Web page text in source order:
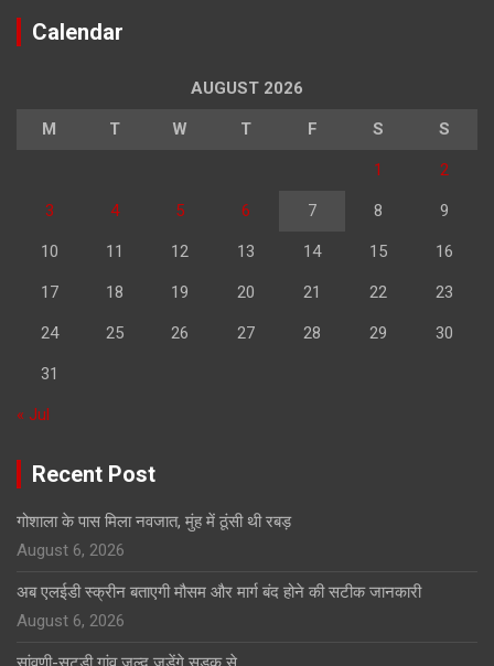
Calendar
AUGUST 2026
M T W T F S S
1 2
3 4 5 6 7 8 9
10 11 12 13 14 15 16
17 18 19 20 21 22 23
24 25 26 27 28 29 30
31
« Jul
Recent Post
गोशाला के पास मिला नवजात, मुंह में ठूंसी थी रबड़
August 6, 2026
अब एलईडी स्क्रीन बताएगी मौसम और मार्ग बंद होने की सटीक जानकारी
August 6, 2026